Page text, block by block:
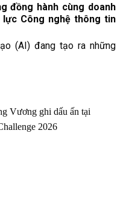
đồng hành cùng doanh
Công nghệ thông tin
(AI) đang tạo ra những